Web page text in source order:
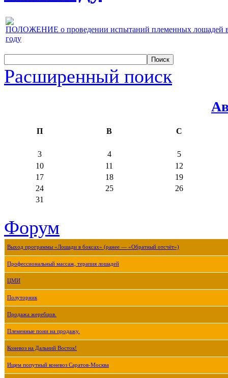
ПОЛОЖЕНИЕ о проведении испытаний племенных лошадей
году
Расширенный поиск
П В С
3 4
5
10
11
12
17
18
19
24
25
26
31
Форум
Выход программы «Лошади в боксах» (ранее — «Обратный отсчёт»)
Профессиональный массаж, терапия лошадей
ЦМИ
Полуторник
Продажа жеребцов.
Племенные пони на продажу.
Коневоз на Дальний Восток!
Ищем попутный коневоз Саратов-Москва